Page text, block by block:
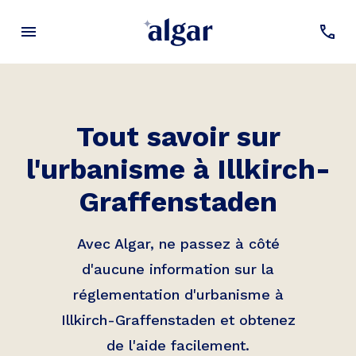
Tout savoir sur
l'urbanisme à Illkirch-
Graffenstaden
Avec Algar, ne passez à côté
d'aucune information sur la
réglementation d'urbanisme à
Illkirch-Graffenstaden et obtenez
de l'aide facilement.